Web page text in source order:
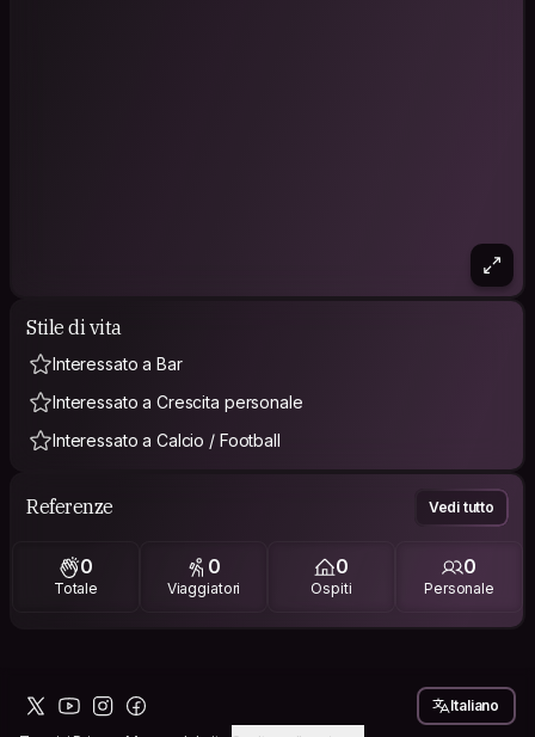
Stile di vita
Interessato a Bar
Interessato a Crescita personale
Interessato a Calcio / Football
Referenze Vedi tutto
0
Totale
0
Viaggiatori
0
Ospiti
0
Personale
Italiano